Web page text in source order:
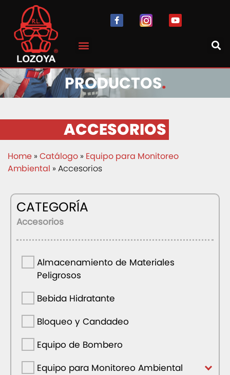
PRODUCTOS.
ACCESORIOS
Home » Catálogo » Equipo para Monitoreo
Ambiental » Accesorios
CATEGORÍA
Accesorios
Almacenamiento de Materiales
Peligrosos
Bebida Hidratante
Bloqueo y Candadeo
Equipo de Bombero
Equipo para Monitoreo Ambiental